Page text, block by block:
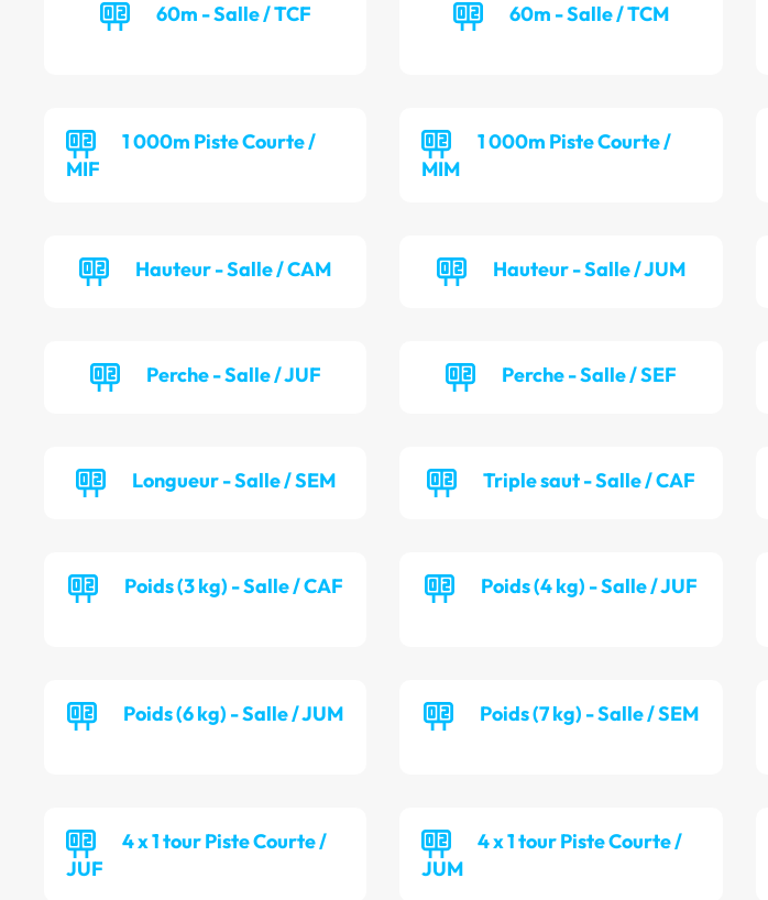
60m - Salle / TCF 60m - Salle / TCM
1 000m Piste Courte /
MIF
1 000m Piste Courte /
MIM
Hauteur - Salle / CAM Hauteur - Salle / JUM
Perche - Salle / JUF Perche - Salle / SEF
Longueur - Salle / SEM Triple saut - Salle / CAF
Poids (3 kg) - Salle / CAF Poids (4 kg) - Salle / JUF
Poids (6 kg) - Salle / JUM Poids (7 kg) - Salle / SEM
4 x 1 tour Piste Courte /
JUF
4 x 1 tour Piste Courte /
JUM